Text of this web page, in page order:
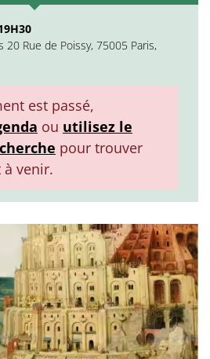
20 Rue de Poissy, 75005 Paris,
est passé,
ou utilisez le
pour trouver
à venir.